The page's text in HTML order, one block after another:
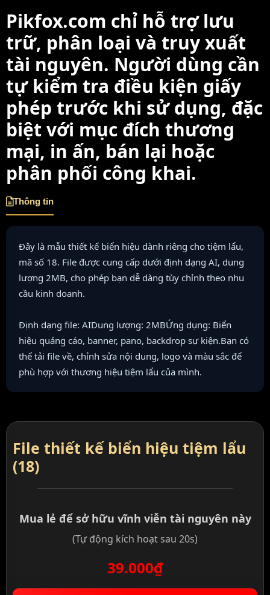
Pikfox.com chỉ hỗ trợ lưu
trữ, phân loại và truy xuất
tài nguyên. Người dùng cần
tự kiểm tra điều kiện giấy
phép trước khi sử dụng, đặc
biệt với mục đích thương
mại, in ấn, bán lại hoặc
phân phối công khai.
Thông tin
Đây là mẫu thiết kế biển hiệu dành riêng cho tiệm lẩu,
mã số 18. File được cung cấp dưới định dạng AI, dung
lượng 2MB, cho phép bạn dễ dàng tùy chỉnh theo nhu
cầu kinh doanh.
Định dạng file: AIDung lượng: 2MBỨng dụng: Biển
hiệu quảng cáo, banner, pano, backdrop sự kiện.Bạn có
thể tải file về, chỉnh sửa nội dung, logo và màu sắc để
phù hợp với thương hiệu tiệm lẩu của mình.
File thiết kế biển hiệu tiệm lẩu
(18)
Mua lẻ để sở hữu vĩnh viễn tài nguyên này
(Tự động kích hoạt sau 20s)
39.000₫